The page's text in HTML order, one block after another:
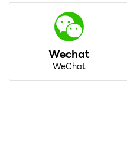
Wechat
WeChat